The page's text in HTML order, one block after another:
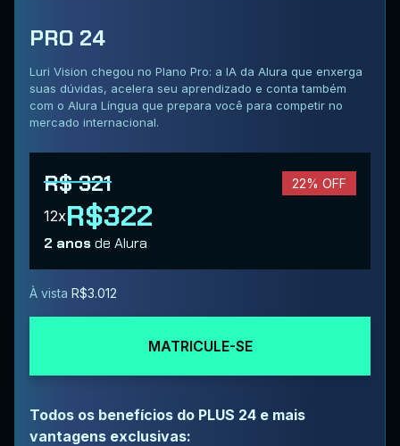
PRO 24
Luri Vision chegou no Plano Pro: a IA da Alura que enxerga
suas dúvidas, acelera seu aprendizado e conta também
com o Alura Língua que prepara você para competir no
mercado internacional.
R$ 321 22% OFF
12xR$322
2 anosde Alura
À vista R$3.012
MATRICULE-SE
Todos os benefícios do PLUS 24 e mais
vantagens exclusivas: